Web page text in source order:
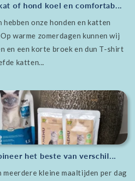
of hond koel en comfortab...
hebben onze honden en katten
warme zomerdagen kunnen wij
en een korte broek en dun T-shirt
katten...
het beste van verschil...
kleine maaltijden per dag